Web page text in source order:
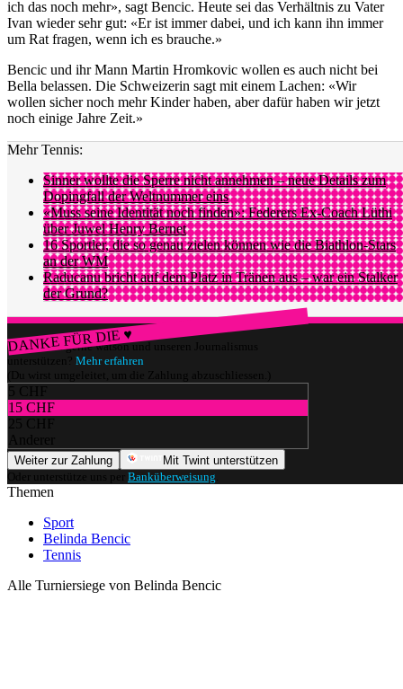
ich das noch mehr», sagt Bencic. Heute sei das Verhältnis zu Vater
Ivan wieder sehr gut: «Er ist immer dabei, und ich kann ihn immer
um Rat fragen, wenn ich es brauche.»
Bencic und ihr Mann Martin Hromkovic wollen es auch nicht bei
Bella belassen. Die Schweizerin sagt mit einem Lachen: «Wir
wollen sicher noch mehr Kinder haben, aber dafür haben wir jetzt
noch einige Jahre Zeit.»
Mehr Tennis:
Sinner wollte die Sperre nicht annehmen – neue Details zum
Dopingfall der Weltnummer eins
«Muss seine Identität noch finden»: Federers Ex-Coach Lüthi
über Juwel Henry Bernet
16 Sportler, die so genau zielen können wie die Biathlon-Stars
an der WM
Raducanu bricht auf dem Platz in Tränen aus – war ein Stalker
der Grund?
DANKE FÜR DIE ♥
Würdest du gerne watson und unseren Journalismus
unterstützen? Mehr erfahren
(Du wirst umgeleitet, um die Zahlung abzuschliessen.)
5 CHF
15 CHF
25 CHF
Anderer
Weiter zur Zahlung
Mit Twint unterstützen
Oder unterstütze uns per Banküberweisung
Themen
Sport
Belinda Bencic
Tennis
Alle Turniersiege von Belinda Bencic